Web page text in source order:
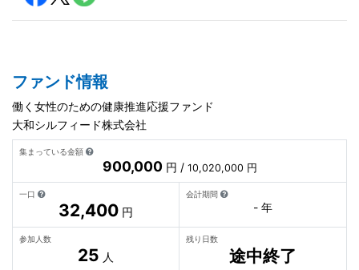
ファンド情報
働く女性のための健康推進応援ファンド
大和シルフィード株式会社
集まっている金額
900,000円 / 10,020,000 円
一口
32,400 円
会計期間
- 年
参加人数
25 人
残り日数
途中終了